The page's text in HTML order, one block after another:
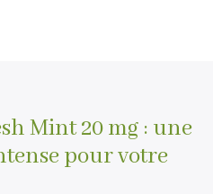
Mint 20 mg : une
pour votre